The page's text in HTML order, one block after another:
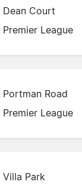
Dean Court
Premier League
Portman Road
Premier League
Villa Park